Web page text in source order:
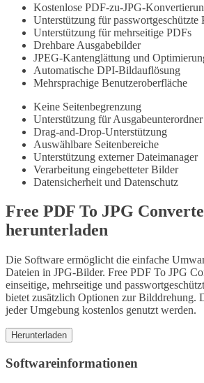
Kostenlose PDF-zu-JPG-
Unterstützung für passwortgeschützte
Unterstützung für mehrseitige PDFs
Drehbare Ausgabebilder
JPEG-Kantenglättung und
Automatische DPI-Bildauflösung
Mehrsprachige Benutzeroberfläche
Keine Seitenbegrenzung
Unterstützung für Ausgabeunterordner
Drag-and-Drop-Unterstützung
Auswählbare Seitenbereiche
Unterstützung externer Dateimanager
Verarbeitung eingebetteter Bilder
Datensicherheit und Datenschutz
Free PDF To JPG
herunterladen
Die Software ermöglicht die einfache
Dateien in JPG-Bilder. Free PDF To JPG
einseitige, mehrseitige und
bietet zusätzlich Optionen zur Bilddrehung.
jeder Umgebung kostenlos genutzt werden.
Herunterladen
Softwareinformationen